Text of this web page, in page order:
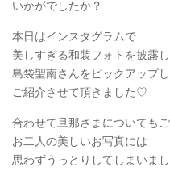
いかがでしたか？
本日はインスタグラムで
美しすぎる和装フォトを披露
島袋聖南さんをピックアップ
ご紹介させて頂きました♡
合わせて旦那さまについても
お二人の美しいお写真には
思わずうっとりしてしまいまし